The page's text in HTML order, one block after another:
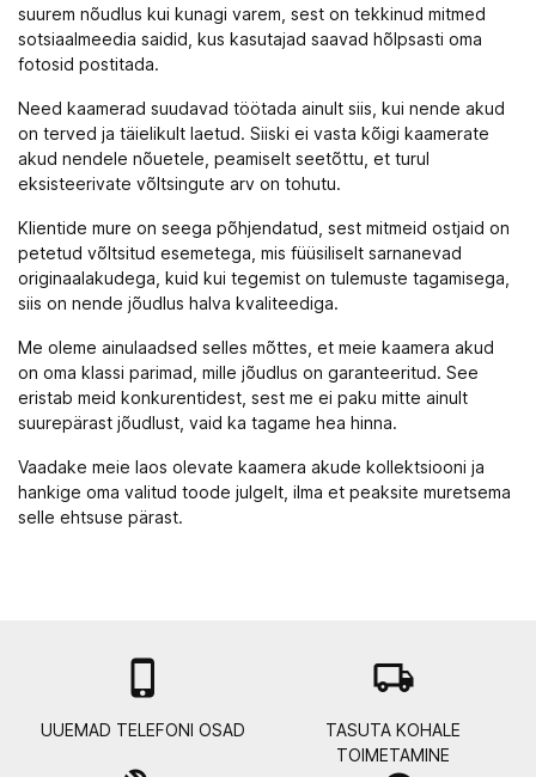
suurem nõudlus kui kunagi varem, sest on tekkinud mitmed
sotsiaalmeedia saidid, kus kasutajad saavad hõlpsasti oma
fotosid postitada.
Need kaamerad suudavad töötada ainult siis, kui nende akud
on terved ja täielikult laetud. Siiski ei vasta kõigi kaamerate
akud nendele nõuetele, peamiselt seetõttu, et turul
eksisteerivate võltsingute arv on tohutu.
Klientide mure on seega põhjendatud, sest mitmeid ostjaid on
petetud võltsitud esemetega, mis füüsiliselt sarnanevad
originaalakudega, kuid kui tegemist on tulemuste tagamisega,
siis on nende jõudlus halva kvaliteediga.
Me oleme ainulaadsed selles mõttes, et meie kaamera akud
on oma klassi parimad, mille jõudlus on garanteeritud. See
eristab meid konkurentidest, sest me ei paku mitte ainult
suurepärast jõudlust, vaid ka tagame hea hinna.
Vaadake meie laos olevate kaamera akude kollektsiooni ja
hankige oma valitud toode julgelt, ilma et peaksite muretsema
selle ehtsuse pärast.

UUEMAD TELEFONI OSAD
local_shipping
TASUTA KOHALE
TOIMETAMINE